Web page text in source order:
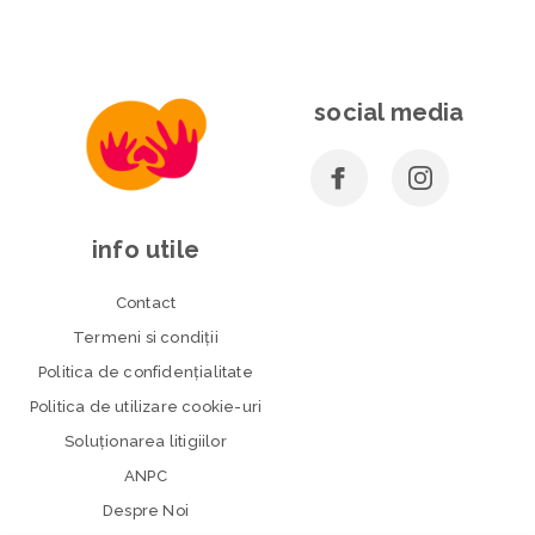
social media
info utile
Contact
Termeni si condiţii
Politica de confidenţialitate
Politica de utilizare cookie-uri
Soluționarea litigiilor
ANPC
Despre Noi